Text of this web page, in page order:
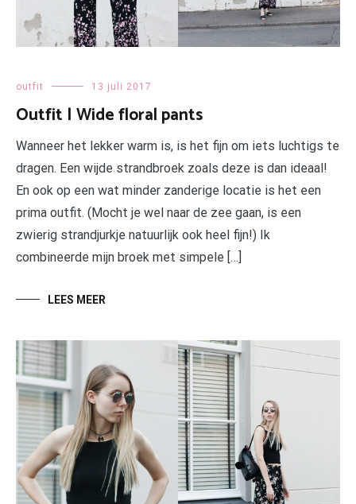
outfit 13 juli 2017
Outfit | Wide floral pants
Wanneer het lekker warm is, is het fijn om iets luchtigs te
dragen. Een wijde strandbroek zoals deze is dan ideaal!
En ook op een wat minder zanderige locatie is het een
prima outfit. (Mocht je wel naar de zee gaan, is een
zwierig strandjurkje natuurlijk ook heel fijn!) Ik
combineerde mijn broek met simpele […]
LEES MEER